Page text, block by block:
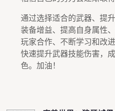
通过选择适合的武器、提
装备增益、提高自身属性
玩家合作、不断学习和改
快速提升武器技能伤害，
色。加油！